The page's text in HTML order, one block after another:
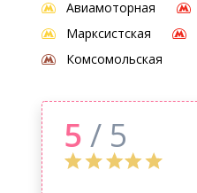
Авиамоторная
Марксистская
Комсомольская
5 / 5